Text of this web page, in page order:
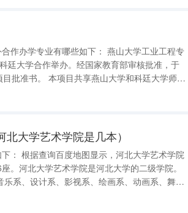
廷大学合作举办。经国家教育部审核批准，于
学和科廷大学师
背景，其专业和教学资质由双方大学认可。本
大学艺术学院是几本）
。河北大学艺术学院是河北大学的二级学院。
系、设计系、影视系、绘画系、动画系、舞蹈